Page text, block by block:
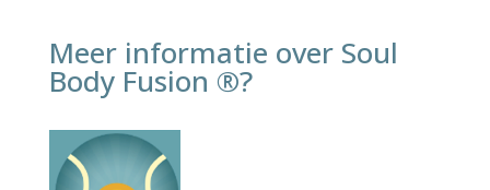
Meer informatie over Soul
Body Fusion ®?